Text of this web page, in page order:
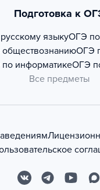
Подготовка к
языкуОГЭ по
ОГЭ
информатикеОГЭ
Все предметы